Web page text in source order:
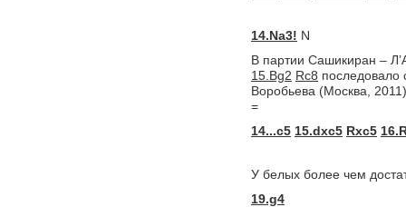
14.Na3! N
В партии Сашикиран –
15.Bg2 Rc8 последовало
Воробьева (Москва,
=
14...c5 15.dxc5 Rxc5
У белых более чем
19.g4